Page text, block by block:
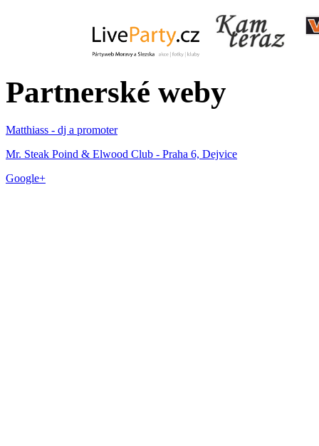
Partnerské weby
Matthiass - dj a promoter
Mr. Steak Poind & Elwood Club - Praha 6, Dejvice
Google+